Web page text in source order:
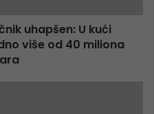
uhapšen: U kući
više od 40 miliona